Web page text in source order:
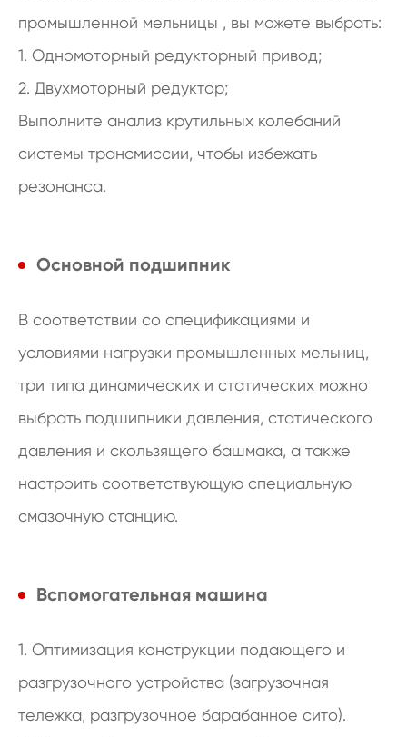
промышленной мельницы , вы можете выбрать:
1. Одномоторный редукторный привод;
2. Двухмоторный редуктор;
Выполните анализ крутильных колебаний
системы трансмиссии, чтобы избежать
резонанса.
Основной подшипник
В соответствии со спецификациями и
условиями нагрузки промышленных мельниц,
три типа динамических и статических можно
выбрать подшипники давления, статического
давления и скользящего башмака, а также
настроить соответствующую специальную
смазочную станцию.
Вспомогательная машина
1. Оптимизация конструкции подающего и
разгрузочного устройства (загрузочная
тележка, разгрузочное барабанное сито).